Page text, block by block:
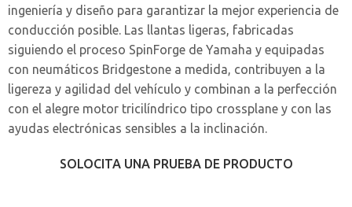
ingeniería y diseño para garantizar la mejor experiencia de
conducción posible. Las llantas ligeras, fabricadas
siguiendo el proceso SpinForge de Yamaha y equipadas
con neumáticos Bridgestone a medida, contribuyen a la
ligereza y agilidad del vehículo y combinan a la perfección
con el alegre motor tricilíndrico tipo crossplane y con las
ayudas electrónicas sensibles a la inclinación.
SOLOCITA UNA PRUEBA DE PRODUCTO